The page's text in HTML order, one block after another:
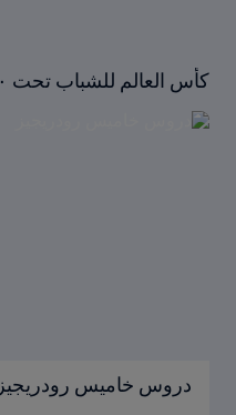
حت المجهر
دروس خاميس رودريجيز